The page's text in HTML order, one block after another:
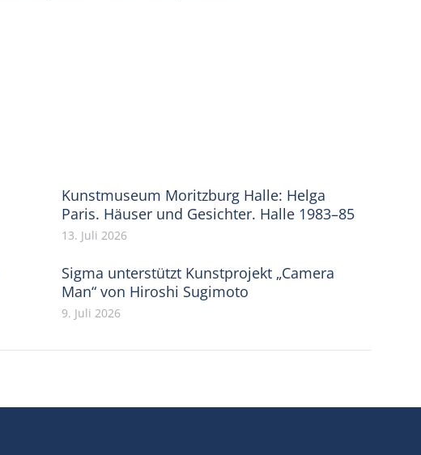
Kunstmuseum Moritzburg Halle: Helga
Paris. Häuser und Gesichter. Halle 1983–85
13. Juli 2026
Sigma unterstützt Kunstprojekt „Camera
Man“ von Hiroshi Sugimoto
9. Juli 2026